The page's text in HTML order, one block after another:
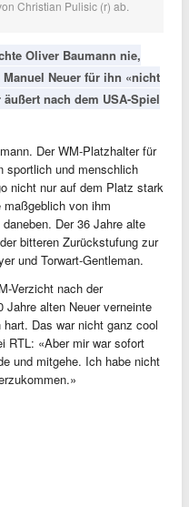
Christian Pulisic (r) ab.
Oliver Baumann nie,
Neuer für ihn «nicht
nach dem USA-Spiel
Der WM-Platzhalter für
und menschlich
nicht nur auf dem Platz stark
von ihm
Der 36 Jahre alte
bitteren Zurückstufung zur
und Torwart-Gentleman.
Verzicht nach der
alten Neuer verneinte
Das war nicht ganz cool
RTL: «Aber mir war sofort
und mitgehe. Ich habe nicht